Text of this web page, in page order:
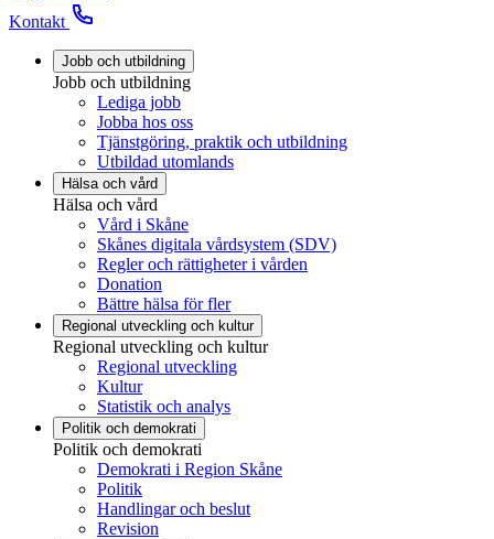
Kontakt
Jobb och utbildning
Jobb och utbildning
Lediga jobb
Jobba hos oss
Tjänstgöring, praktik och utbildning
Utbildad utomlands
Hälsa och vård
Hälsa och vård
Vård i Skåne
Skånes digitala vårdsystem (SDV)
Regler och rättigheter i vården
Donation
Bättre hälsa för fler
Regional utveckling och kultur
Regional utveckling och kultur
Regional utveckling
Kultur
Statistik och analys
Politik och demokrati
Politik och demokrati
Demokrati i Region Skåne
Politik
Handlingar och beslut
Revision